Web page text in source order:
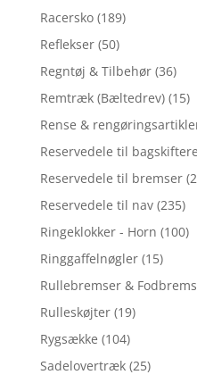
Racersko (189)
Reflekser (50)
Regntøj & Tilbehør (36)
Remtræk (Bæltedrev) (15)
Rense &
Reservedele til bagskiftere
Reservedele til bremser
Reservedele til nav (235)
Ringeklokker - Horn (100)
Ringgaffelnøgler (15)
Rullebremser &
Rulleskøjter (19)
Rygsække (104)
Sadelovertræk (25)